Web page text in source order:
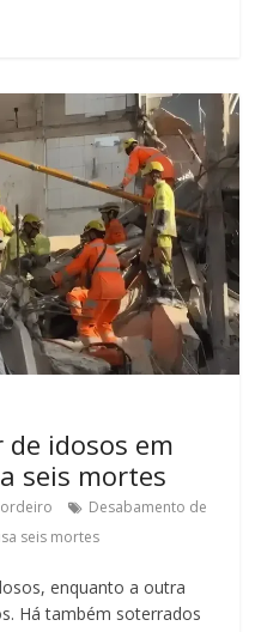
idosos em
seis mortes
Desabamento de
seis mortes
enquanto a outra
Há também soterrados